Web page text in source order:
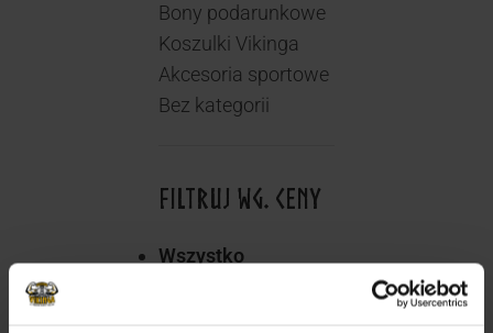
Bony podarunkowe
Koszulki Vikinga
Akcesoria sportowe
Bez kategorii
FILTRUJ WG. CENY
Wszystko